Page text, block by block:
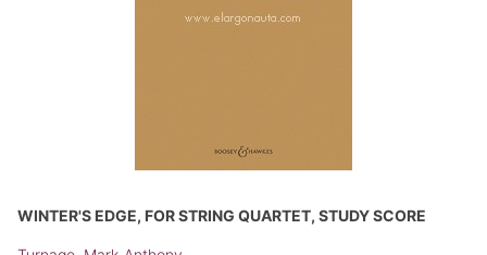
WINTER'S EDGE, FOR STRING QUARTET, STUDY SCORE